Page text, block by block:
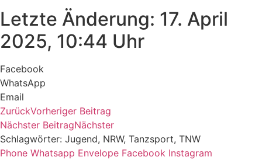
Letzte Änderung: 17. April
2025, 10:44 Uhr
Facebook
WhatsApp
Email
ZurückVorheriger Beitrag
Nächster BeitragNächster
Schlagwörter: Jugend, NRW, Tanzsport, TNW
Phone Whatsapp Envelope Facebook Instagram